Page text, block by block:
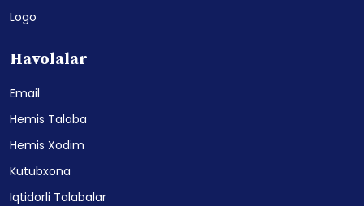
Logo
Havolalar
Email
Hemis Talaba
Hemis Xodim
Kutubxona
Iqtidorli Talabalar